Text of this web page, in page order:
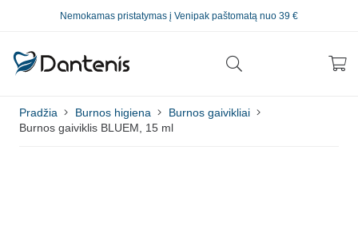
Nemokamas pristatymas į Venipak paštomatą nuo 39 €
Pradžia Burnos higiena
Burnos gaivikliai
Burnos gaiviklis BLUEM, 15 ml